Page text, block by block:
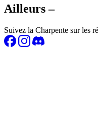
Ailleurs –
Suivez la Charpente sur les